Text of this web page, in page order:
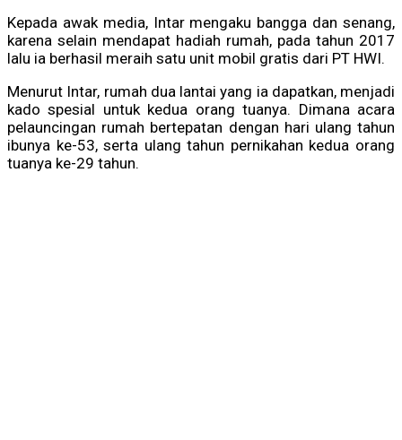
Kepada awak media, Intar mengaku bangga dan senang,
karena selain mendapat hadiah rumah, pada tahun 2017
lalu ia berhasil meraih satu unit mobil gratis dari PT HWI.
Menurut Intar, rumah dua lantai yang ia dapatkan, menjadi
kado spesial untuk kedua orang tuanya. Dimana acara
pelauncingan rumah bertepatan dengan hari ulang tahun
ibunya ke-53, serta ulang tahun pernikahan kedua orang
tuanya ke-29 tahun.